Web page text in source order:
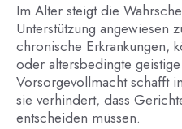
Im Alter steigt die
Unterstützung angewiesen
chronische Erkrankungen,
oder altersbedingte
Vorsorgevollmacht schafft
sie verhindert, dass
entscheiden müssen.